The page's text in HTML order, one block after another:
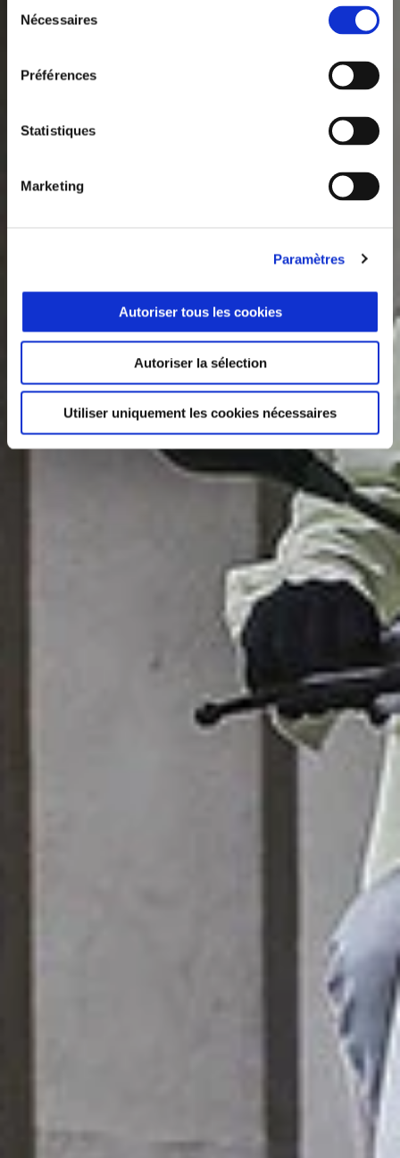
Nécessaires
Préférences
Statistiques
Marketing
Paramètres
Autoriser tous les cookies
Autoriser la sélection
Utiliser uniquement les cookies nécessaires